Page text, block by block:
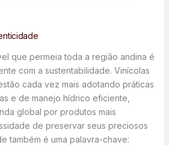
que permeia toda a região andina é
com a sustentabilidade. Vinícolas
cada vez mais adotando práticas
e de manejo hídrico eficiente,
global por produtos mais
de preservar seus preciosos
também é uma palavra-chave: